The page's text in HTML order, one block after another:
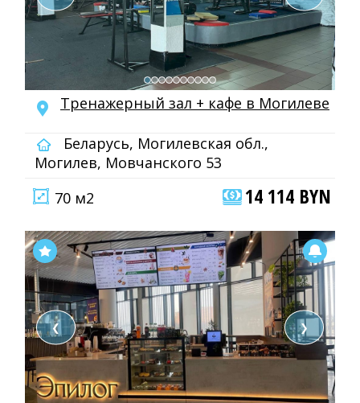
Тренажерный зал + кафе в Могилеве
Беларусь, Могилевская обл.,
Могилев, Мовчанского 53
70 м2
14 114 BYN
❮ ❯